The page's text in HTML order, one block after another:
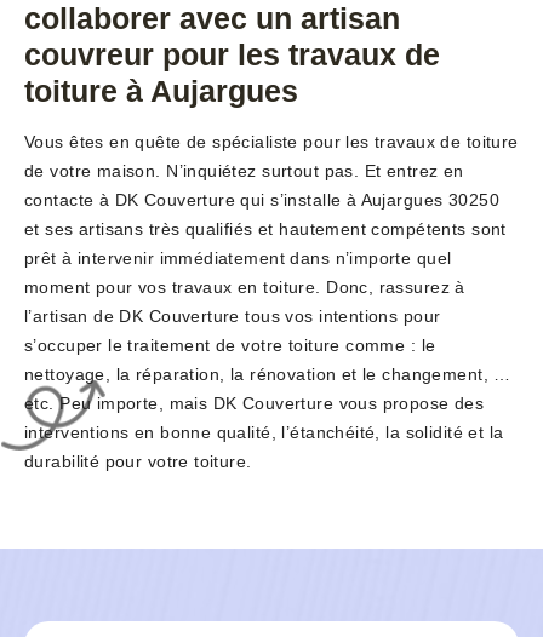
collaborer avec un artisan
couvreur pour les travaux de
toiture à Aujargues
Vous êtes en quête de spécialiste pour les travaux de toiture
de votre maison. N’inquiétez surtout pas. Et entrez en
contacte à DK Couverture qui s’installe à Aujargues 30250
et ses artisans très qualifiés et hautement compétents sont
prêt à intervenir immédiatement dans n’importe quel
moment pour vos travaux en toiture. Donc, rassurez à
l’artisan de DK Couverture tous vos intentions pour
s’occuper le traitement de votre toiture comme : le
nettoyage, la réparation, la rénovation et le changement, …
etc. Peu importe, mais DK Couverture vous propose des
interventions en bonne qualité, l’étanchéité, la solidité et la
durabilité pour votre toiture.